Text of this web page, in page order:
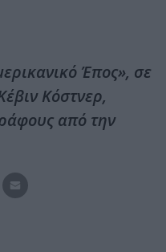
Έπος», σε
Κόστνερ,
από την